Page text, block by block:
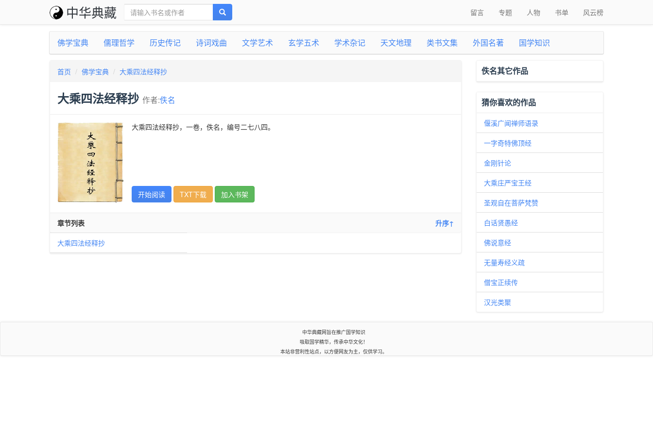
中华典藏 留言 专题 人物 书单 风云榜
佛学宝典 儒理哲学 历史传记 诗词戏曲 文学艺术 玄学五术 学术杂记 天文地理 类书文集 外国名著 国学知识
首页 佛学宝典 大乘四法经释抄
大乘四法经释抄 作者:佚名
大乘四法经释抄，一卷，佚名，编号二七八四。
开始阅读 TXT下载 加入书架
章节列表 升序↑
大乘四法经释抄
佚名其它作品
猜你喜欢的作品
偃溪广闻禅师语录
一字奇特佛顶经
金刚针论
大乘庄严宝王经
圣观自在菩萨梵赞
白话贤愚经
佛说意经
无量寿经义疏
僧宝正续传
汉光类聚
中华典藏网旨在推广国学知识
吸取国学精华，传承中华文化！
本站非营利性站点，以方便网友为主，仅供学习。